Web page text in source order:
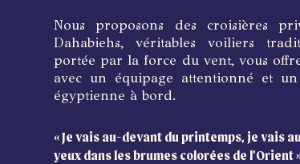
Nous proposons des croisières
Dahabiehs, véritables voiliers
portée par la force du vent, vous
avec un équipage attentionné et
égyptienne à bord.
« Je vais au-devant du printemps, je vais
yeux dans les brumes colorées de l’Orient